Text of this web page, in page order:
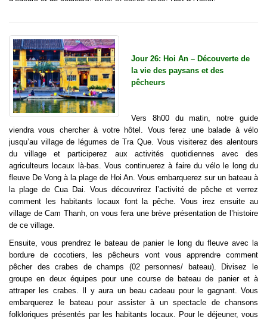
Jour 26: Hoi An – Découverte de
la vie des paysans et des
pêcheurs
Vers 8h00 du matin, notre guide
viendra vous chercher à votre hôtel. Vous ferez une balade à vélo
jusqu’au village de légumes de Tra Que. Vous visiterez des alentours
du village et participerez aux activités quotidiennes avec des
agriculteurs locaux là-bas. Vous continuerez à faire du vélo le long du
fleuve De Vong à la plage de Hoi An. Vous embarquerez sur un bateau à
la plage de Cua Dai. Vous découvrirez l’activité de pêche et verrez
comment les habitants locaux font la pêche. Vous irez ensuite au
village de Cam Thanh, on vous fera une brève présentation de l’histoire
de ce village.
Ensuite, vous prendrez le bateau de panier le long du fleuve avec la
bordure de cocotiers, les pêcheurs vont vous apprendre comment
pêcher des crabes de champs (02 personnes/ bateau). Divisez le
groupe en deux équipes pour une course de bateau de panier et à
attraper les crabes. Il y aura un beau cadeau pour le gagnant. Vous
embarquerez le bateau pour assister à un spectacle de chansons
folkloriques présentés par les habitants locaux. Pour le déjeuner, vous